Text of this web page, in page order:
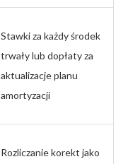
Stawki za każdy środek
trwały lub dopłaty za
aktualizacje planu
amortyzacji
Rozliczanie korekt jako